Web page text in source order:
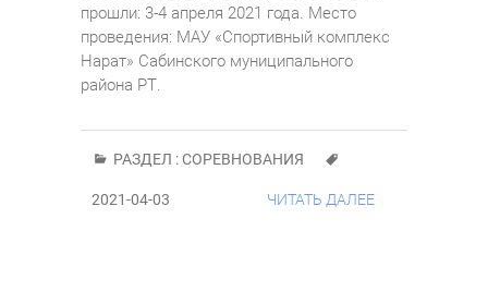
прошли: 3-4 апреля 2021 года. Место
проведения: МАУ «Спортивный комплекс
Нарат» Сабинского муниципального
района РТ.
РАЗДЕЛ :СОРЕВНОВАНИЯ
2021-04-03 ЧИТАТЬ ДАЛЕЕ